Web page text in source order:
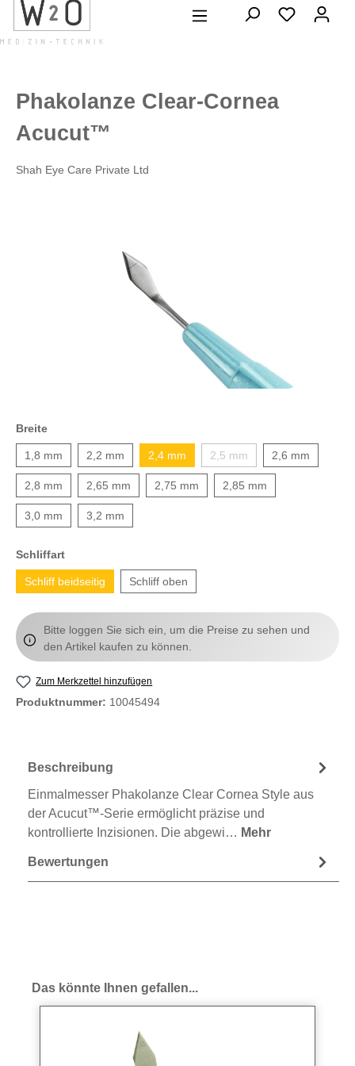
springen
Phakolanze Clear-Cornea
Acucut™
Shah Eye Care Private Ltd
Breite
1,8 mm 2,2 mm 2,4 mm 2,5 mm 2,6 mm
2,8 mm 2,65 mm 2,75 mm 2,85 mm
3,0 mm 3,2 mm
Schliffart
Schliff beidseitig Schliff oben
Bitte loggen Sie sich ein, um die Preise zu sehen und
den Artikel kaufen zu können.
Zum Merkzettel hinzufügen
Produktnummer: 10045494
Beschreibung
Einmalmesser Phakolanze Clear Cornea Style aus
der Acucut™-Serie ermöglicht präzise und
kontrollierte Inzisionen. Die abgewi… Mehr
Bewertungen
Produktgalerie überspringen
Das könnte Ihnen gefallen...